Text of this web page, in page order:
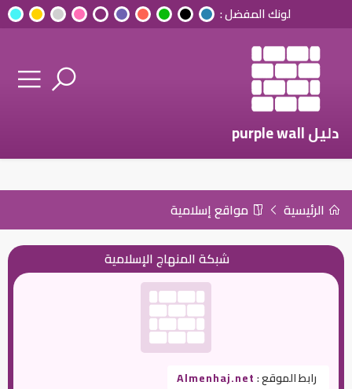
لونك المفضل :
دليل purple wall
الرئيسية مواقع إسلامية
شبكة المنهاج الإسلامية
رابط الموقع :Almenhaj.net